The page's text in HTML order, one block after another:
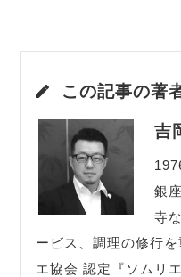
この記事の著
吉
銀
寺
ービス、調理の修行
エ協会 認定『ソムリ